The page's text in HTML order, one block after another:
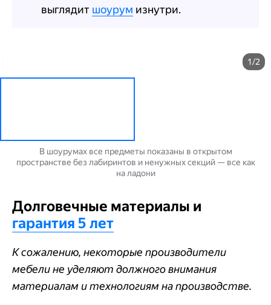
выглядит шоурум изнутри.
1/2
В шоурумах все предметы показаны в открытом
пространстве без лабиринтов и ненужных секций — все как
на ладони
Долговечные материалы и
гарантия 5 лет
К сожалению, некоторые производители
мебели не уделяют должного внимания
материалам и технологиям на производстве.